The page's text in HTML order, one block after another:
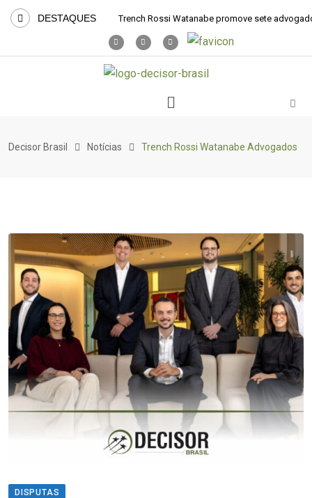
DESTAQUES Trench Rossi Watanabe promove sete
Decisor Brasil Notícias Trench Rossi Watanabe Advogados
DISPUTAS